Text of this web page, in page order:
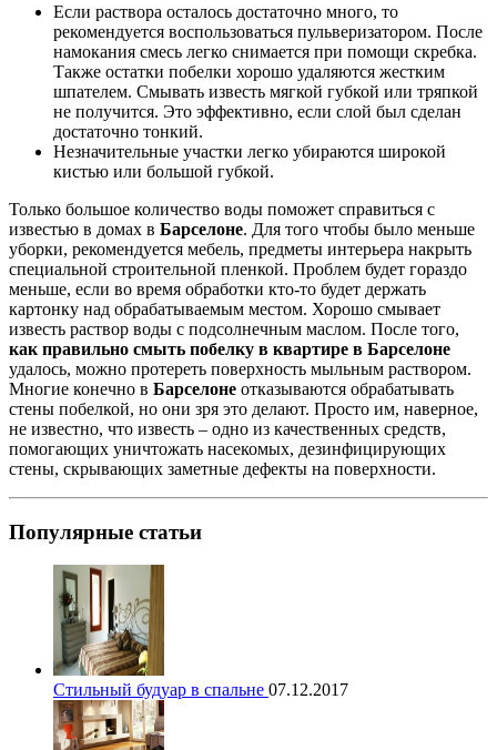
Если раствора осталось достаточно много, то
рекомендуется воспользоваться пульверизатором. После
намокания смесь легко снимается при помощи скребка.
Также остатки побелки хорошо удаляются жестким
шпателем. Смывать известь мягкой губкой или тряпкой
не получится. Это эффективно, если слой был сделан
достаточно тонкий.
Незначительные участки легко убираются широкой
кистью или большой губкой.
Только большое количество воды поможет справиться с
известью в домах в Барселоне. Для того чтобы было меньше
уборки, рекомендуется мебель, предметы интерьера накрыть
специальной строительной пленкой. Проблем будет гораздо
меньше, если во время обработки кто-то будет держать
картонку над обрабатываемым местом. Хорошо смывает
известь раствор воды с подсолнечным маслом. После того,
как правильно смыть побелку в квартире в Барселоне
удалось, можно протереть поверхность мыльным раствором.
Многие конечно в Барселоне отказываются обрабатывать
стены побелкой, но они зря это делают. Просто им, наверное,
не известно, что известь – одно из качественных средств,
помогающих уничтожать насекомых, дезинфицирующих
стены, скрывающих заметные дефекты на поверхности.
Популярные статьи
Стильный будуар в спальне 07.12.2017